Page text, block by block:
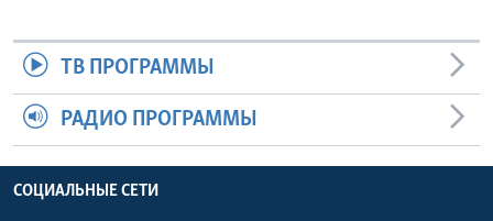
ТВ ПРОГРАММЫ
РАДИО ПРОГРАММЫ
СОЦИАЛЬНЫЕ СЕТИ